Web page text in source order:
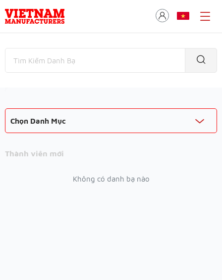
Chọn Danh Mục
Thành viên mới
Không có danh bạ nào